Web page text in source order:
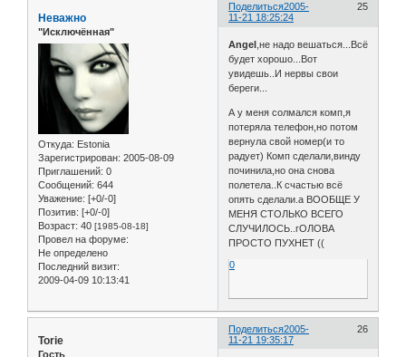
Поделиться 25
2005-
11-21 18:25:24
Неважно
"Исключённая"
Откуда: Estonia
Зарегистрирован: 2005-08-09
Приглашений: 0
Сообщений: 644
Уважение: [+0/-0]
Позитив: [+0/-0]
Возраст: 40 [1985-08-18]
Провел на форуме:
Не определено
Последний визит:
2009-04-09 10:13:41
Angel ,не надо вешаться...Всё
будет хорошо...Вот
увидешь..И нервы свои
береги...
А у меня солмался комп,я
потеряла телефон,но потом
вернула свой номер(и то
радует) Комп сделали,винду
починила,но она снова
полетела..К счастью всё
опять сделали.а ВООБЩЕ У
МЕНЯ СТОЛЬКО ВСЕГО
СЛУЧИЛОСЬ..гОЛОВА
ПРОСТО ПУХНЕТ ((
0
Поделиться 26
2005-
11-21 19:35:17
Torie
Гость